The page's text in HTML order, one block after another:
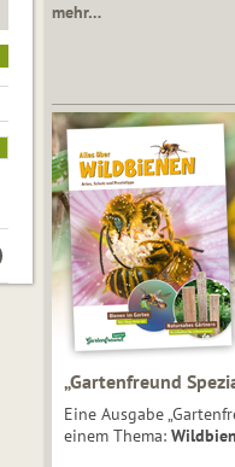
mehr…
„Gartenfreund
Eine Ausgabe
einem Thema: